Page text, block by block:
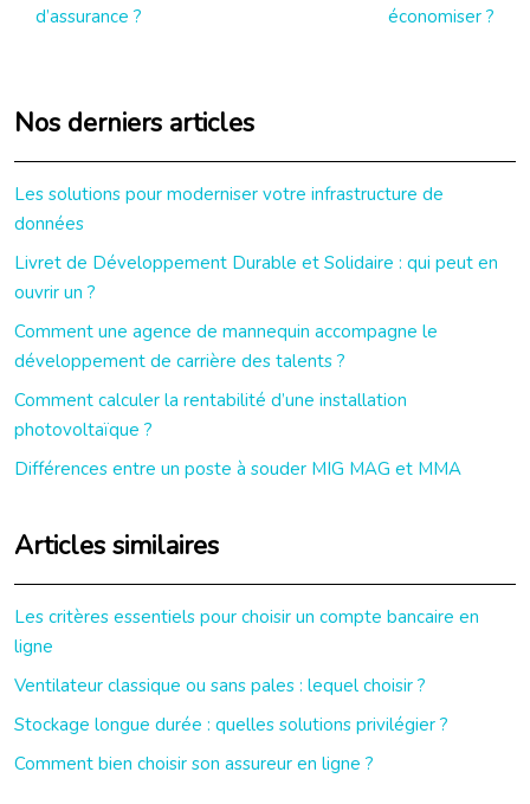
d’assurance ?
économiser ?
Nos derniers articles
Les solutions pour moderniser votre infrastructure de
données
Livret de Développement Durable et Solidaire : qui peut en
ouvrir un ?
Comment une agence de mannequin accompagne le
développement de carrière des talents ?
Comment calculer la rentabilité d’une installation
photovoltaïque ?
Différences entre un poste à souder MIG MAG et MMA
Articles similaires
Les critères essentiels pour choisir un compte bancaire en
ligne
Ventilateur classique ou sans pales : lequel choisir ?
Stockage longue durée : quelles solutions privilégier ?
Comment bien choisir son assureur en ligne ?